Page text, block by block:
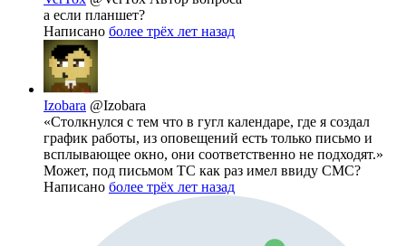
а если планшет?
Написано более трёх лет назад
Izobara @Izobara
«Столкнулся с тем что в гугл календаре, где я создал
график работы, из оповещений есть только письмо и
всплывающее окно, они соответственно не подходят.»
Может, под письмом ТС как раз имел ввиду СМС?
Написано более трёх лет назад